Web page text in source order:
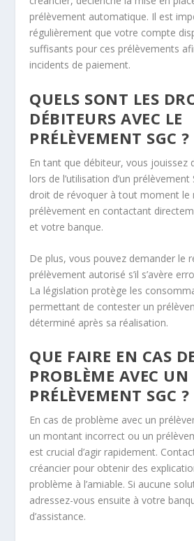
prélèvement automatique. Il est
régulièrement que votre compte
suffisants pour ces prélèvements
incidents de paiement.
QUELS SONT LES
DÉBITEURS AVEC LE
PRÉLÈVEMENT SGC ?
En tant que débiteur, vous jouissez
lors de l’utilisation d’un prélèvement
droit de révoquer à tout moment le
prélèvement en contactant
et votre banque.
De plus, vous pouvez demander le
prélèvement autorisé s’il s’avère
La législation protège les
permettant de contester un
déterminé après sa réalisation.
QUE FAIRE EN CAS
PROBLÈME AVEC UN
PRÉLÈVEMENT SGC ?
En cas de problème avec un
un montant incorrect ou un
est crucial d’agir rapidement.
créancier pour obtenir des
problème à l’amiable. Si aucune
adressez-vous ensuite à votre
d’assistance.